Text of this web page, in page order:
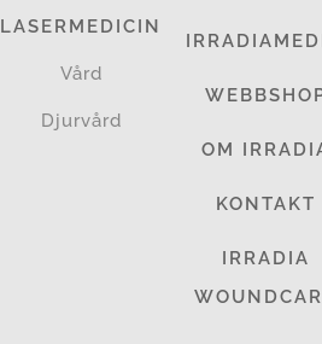
LASERMEDICIN
Vård
Djurvård
OM
KONTAKT
IRRADIA